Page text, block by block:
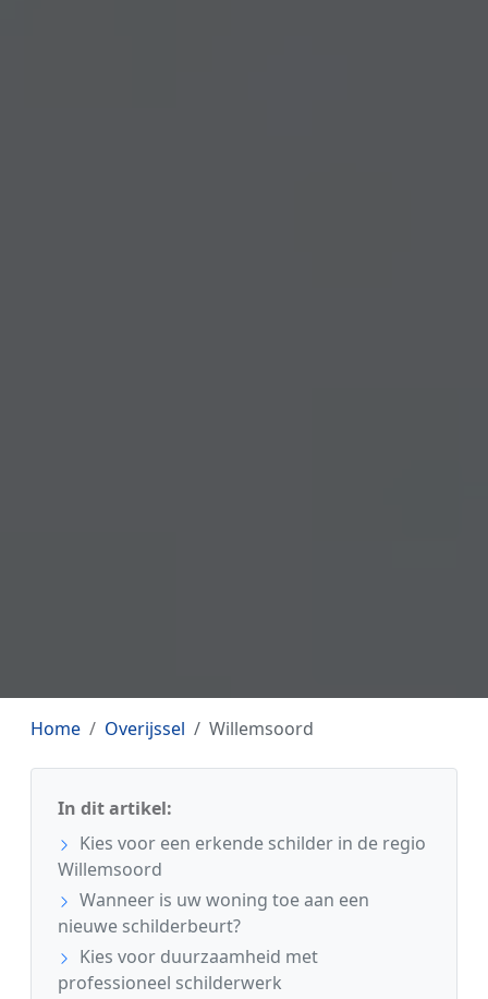
Home Overijssel Willemsoord
In dit artikel:
Kies voor een erkende schilder in de regio
Willemsoord
Wanneer is uw woning toe aan een
nieuwe schilderbeurt?
Kies voor duurzaamheid met
professioneel schilderwerk